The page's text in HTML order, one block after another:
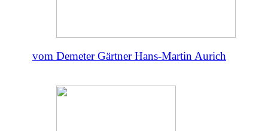
vom Demeter Gärtner Hans-Martin Aurich